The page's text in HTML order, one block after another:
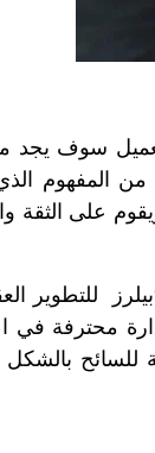
سوف يجد
من المفهوم
على الثقة
للتطوير
محترفة في
للسائح بالشكل